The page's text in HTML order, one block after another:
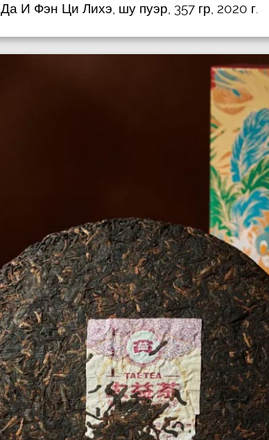
Да И Фэн Ци Лихэ, шу пуэр, 357 гр, 2020 г.